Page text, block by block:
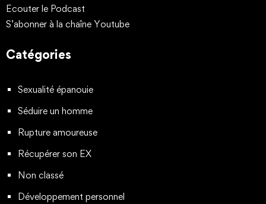
Ecouter le Podcast
S’abonner à la chaîne Youtube
Catégories
Sexualité épanouie
Séduire un homme
Rupture amoureuse
Récupérer son EX
Non classé
Développement personnel